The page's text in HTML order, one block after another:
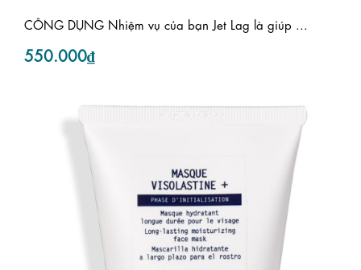
CÔNG DỤNG Nhiệm vụ của bạn Jet Lag là giúp ...
550.000₫